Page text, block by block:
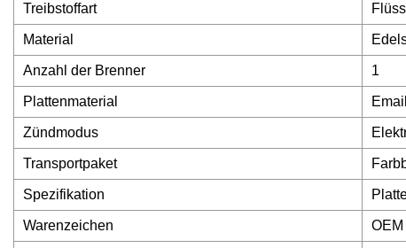
Treibstoffart
Material
Anzahl der Brenner 1
Plattenmaterial
Zündmodus
Transportpaket
Spezifikation
Warenzeichen OEM